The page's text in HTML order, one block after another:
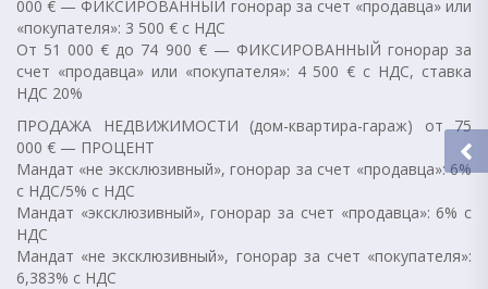
000 € — ФИКСИРОВАННЫЙ гонорар за счет «продавца» или
«покупателя»: 3 500 € с НДС
От 51 000 € до 74 900 € — ФИКСИРОВАННЫЙ гонорар за
счет «продавца» или «покупателя»: 4 500 € с НДС, ставка
НДС 20%
ПРОДАЖА НЕДВИЖИМОСТИ (дом-квартира-гараж) от 75
000 € — ПРОЦЕНТ
Мандат «не эксклюзивный», гонорар за счет «продавца»: 6%
с НДС/5% с НДС
Мандат «эксклюзивный», гонорар за счет «продавца»: 6% с
НДС
Мандат «не эксклюзивный», гонорар за счет «покупателя»:
6,383% с НДС